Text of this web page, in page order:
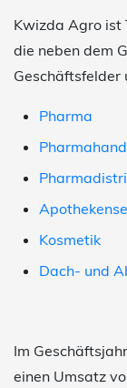
Kwizda Agro ist
die neben dem
Geschäftsfelder
Pharma
Kosmetik
Dach- und
Im
einen Umsatz